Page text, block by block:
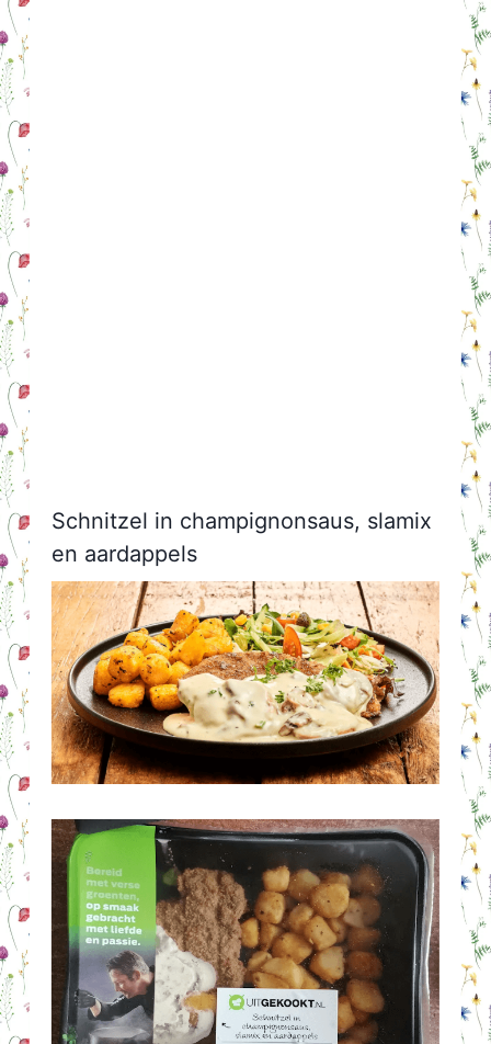
Schnitzel in champignonsaus, slamix
en aardappels